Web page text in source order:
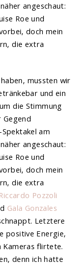
angeschaut:
Roe und
doch mein
die extra
mussten wir
und ein
die Stimmung
am
angeschaut:
Roe und
doch mein
die extra
Riccardo Pozzoli
Gala Gonzales
Letztere
positive Energie,
flirtete.
denn ich hatte